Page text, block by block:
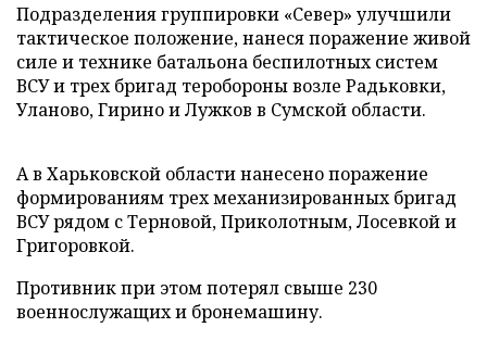
Подразделения группировки «Север» улучшили
тактическое положение, нанеся поражение живой
силе и технике батальона беспилотных систем
ВСУ и трех бригад теробороны возле Радьковки,
Уланово, Гирино и Лужков в Сумской области.
А в Харьковской области нанесено поражение
формированиям трех механизированных бригад
ВСУ рядом с Терновой, Приколотным, Лосевкой и
Григоровкой.
Противник при этом потерял свыше 230
военнослужащих и бронемашину.